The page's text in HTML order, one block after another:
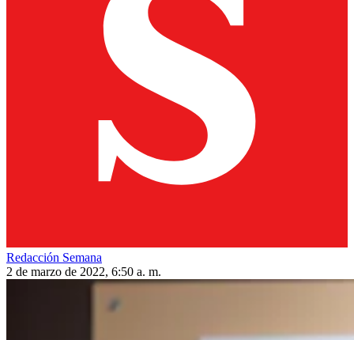
Redacción Semana
2 de marzo de 2022, 6:50 a. m.